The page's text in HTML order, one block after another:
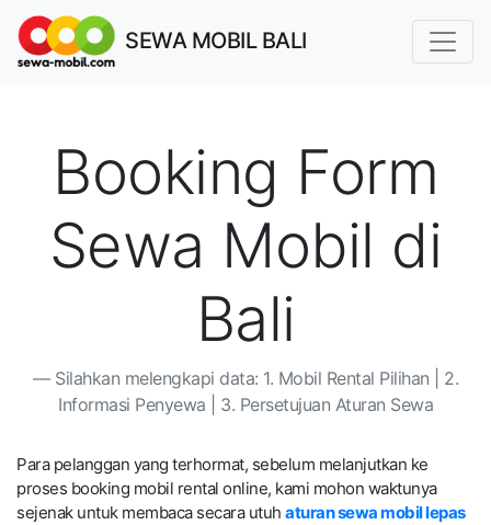
SEWA MOBIL BALI
Booking Form
Sewa Mobil di
Bali
Silahkan melengkapi data: 1. Mobil Rental Pilihan | 2.
Informasi Penyewa | 3. Persetujuan Aturan Sewa
Para pelanggan yang terhormat, sebelum melanjutkan ke
proses booking mobil rental online, kami mohon waktunya
sejenak untuk membaca secara utuh aturan sewa mobil lepas